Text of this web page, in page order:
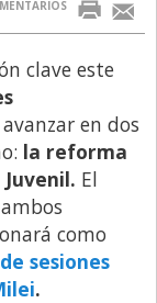
clave este
en dos
la reforma
El
como
sesiones
.